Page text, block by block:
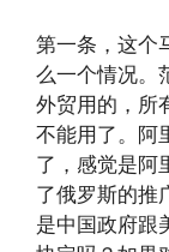
第一条，这个
么一个情况。
外贸用的，所
不能用了。阿
了，感觉是阿
了俄罗斯的推
是中国政府跟